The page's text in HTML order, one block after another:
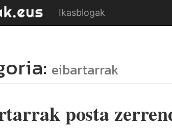
Ikasblogak
eibartarrak
posta